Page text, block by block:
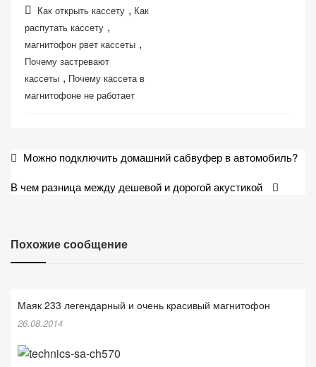
Как открыть кассету , Как
распутать кассету ,
магнитофон рвет кассеты ,
Почему застревают
кассеты , Почему кассета в
магнитофоне не работает
Навигация
записям
Можно подключить домашний сабвуфер в автомобиль?
В чем разница между дешевой и дорогой акустикой
Похожие сообщение
Маяк 233 легендарный и очень красивый магнитофон
26.08.2014